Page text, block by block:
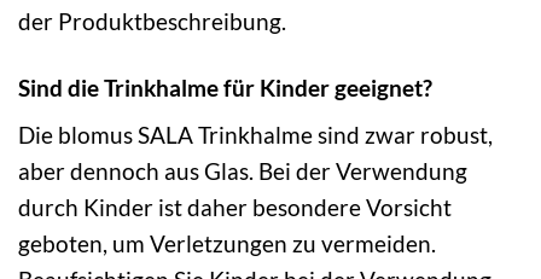
der Produktbeschreibung.
Sind die Trinkhalme für Kinder geeignet?
Die blomus SALA Trinkhalme sind zwar robust,
aber dennoch aus Glas. Bei der Verwendung
durch Kinder ist daher besondere Vorsicht
geboten, um Verletzungen zu vermeiden.